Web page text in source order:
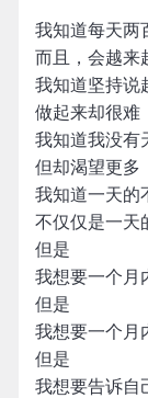
我知道每天两
而且，会越来
我知道坚持说
做起来却很难
我知道我没有
但却渴望更多
我知道一天的
不仅仅是一天
但是
我想要一个月
但是
我想要一个月
但是
我想要告诉自